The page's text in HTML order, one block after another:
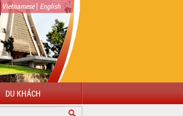
Vietnamese| English
DU KHÁCH